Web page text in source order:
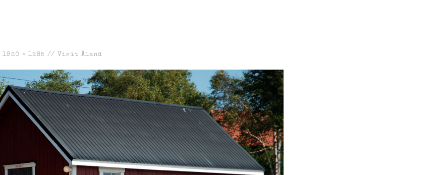
1920 × 1285 // Visit Åland